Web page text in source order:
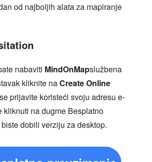
od najboljih alata za mapiranje
nabaviti MindOnMapslužbena
kliknite naCreate Online
prijavite koristeći svoju adresu e-
kliknuti na dugme Besplatno
dobili verziju za desktop.